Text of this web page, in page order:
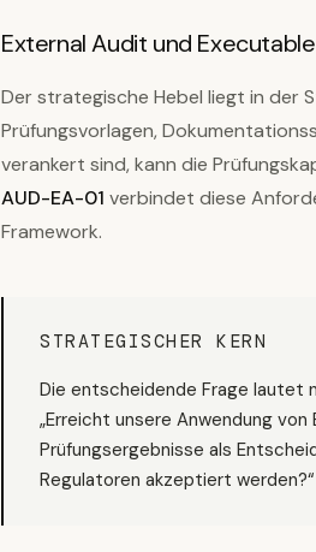
External Audit und
Der strategische Hebel liegt in der
Prüfungsvorlagen,
verankert sind, kann die
AUD-EA-01 verbindet diese
Framework.
STRATEGISCHER KERN
Die entscheidende Frage lautet
„Erreicht unsere Anwendung
Prüfungsergebnisse als
Regulatoren akzeptiert werden?“